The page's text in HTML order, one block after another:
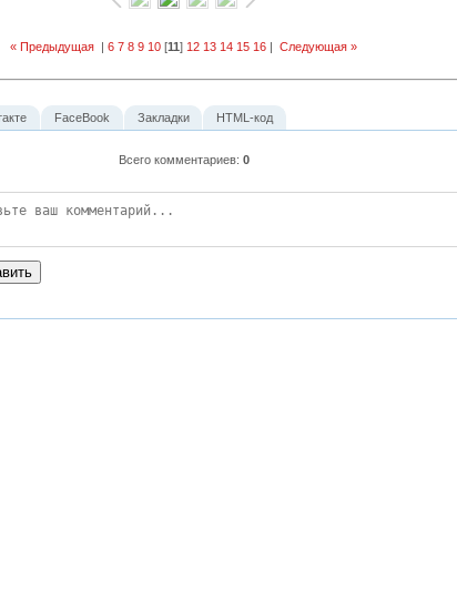
« Предыдущая| 6 7 8 9 10[11] 12 13 14 15 16| Следующая »
Всего комментариев: 0
FaceBook Закладки HTML-код